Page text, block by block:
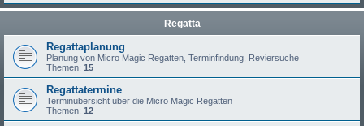
Regatta
Regattaplanung
Planung von Micro Magic Regatten, Terminfindung, Reviersuche
Themen: 15
Regattatermine
Terminübersicht über die Micro Magic Regatten
Themen: 12